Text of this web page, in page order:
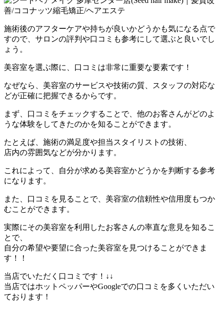
施術後のアフターケアや持ちが良いかどうかも気になる点で
すので、サロンの評判や口コミも参考にして選ぶと良いでし
ょう。
美容室を選ぶ際に、口コミは非常に重要な要素です！
なぜなら、美容室のサービスや技術の質、スタッフの対応な
どが正確に把握できるからです。
まず、口コミをチェックすることで、他のお客さんがどのよ
うな体験をしてきたのかを知ることができます。
たとえば、施術の満足度や担当スタイリストの技術、
店内の雰囲気などが分かります。
これによって、自分が求める美容室かどうかを判断する参考
になります。
また、口コミを見ることで、美容室の信頼性や信用度もつか
むことができます。
実際にその美容室を利用したお客さんの率直な意見を知るこ
とで、
自分の希望や要望に合った美容室を見つけることができま
す！！
当店でいただく口コミです！↓↓
当店ではホットペッパーやGoogleでの口コミを多くいただい
ております！